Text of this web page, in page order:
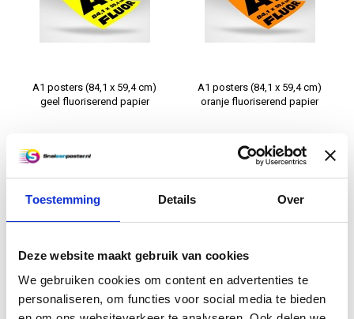
Toestemming Details Over
Deze website maakt gebruik van cookies
We gebruiken cookies om content en advertenties te
personaliseren, om functies voor social media te bieden
A1 posters (84,1 x 59,4 cm)
geel fluoriserend papier
Informatie
A1 posters (84,1 x 59,4 cm)
oranje fluoriserend papier
Informatie